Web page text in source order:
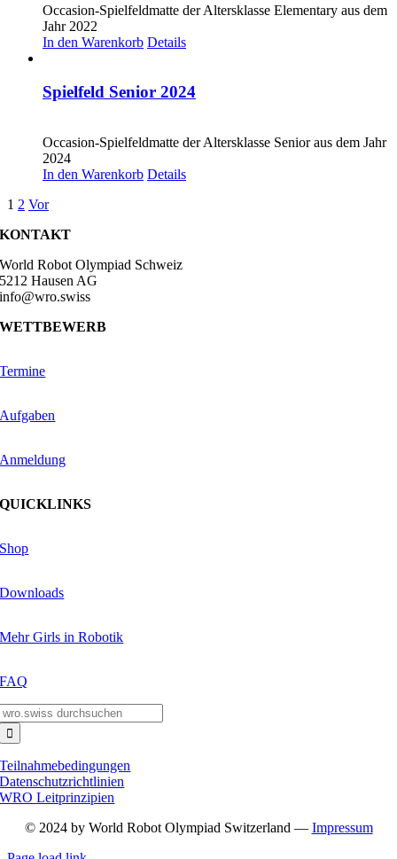
Occasion-Spielfeldmatte der Altersklasse Elementary aus dem
Jahr 2022
In den Warenkorb Details
Spielfeld Senior 2024
Occasion-Spielfeldmatte der Altersklasse Senior aus dem Jahr
2024
In den Warenkorb Details
1 2 Vor
KONTAKT
World Robot Olympiad Schweiz
5212 Hausen AG
info@wro.swiss
WETTBEWERB
Termine
Aufgaben
Anmeldung
QUICKLINKS
Shop
Downloads
Mehr Girls in Robotik
FAQ
Teilnahmebedingungen
Datenschutzrichtlinien
WRO Leitprinzipien
© 2024 by World Robot Olympiad Switzerland — Impressum